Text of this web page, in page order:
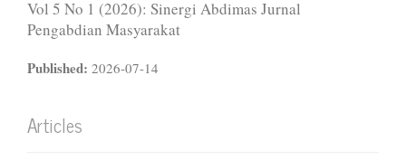
Vol 5 No 1 (2026): Sinergi Abdimas Jurnal
Pengabdian Masyarakat
Published: 2026-07-14
Articles